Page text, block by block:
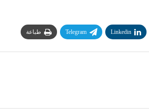
Linkedin
Telegram طباعة